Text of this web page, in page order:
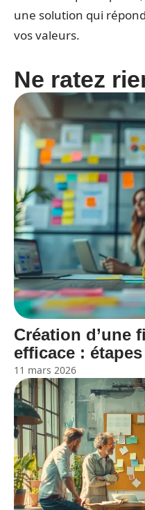
une solution qui
vos valeurs.
Ne ratez
Création d’une
efficace :
11 mars 2026